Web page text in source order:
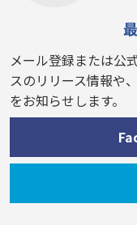
メール登録または公
スのリリース情報や
をお知らせします。